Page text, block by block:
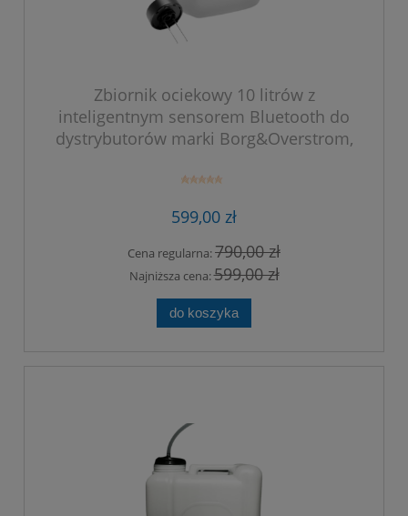
Zbiornik ociekowy 10 litrów z
inteligentnym sensorem Bluetooth do
dystrybutorów marki Borg&Overstrom,
599,00 zł
Cena regularna:790,00 zł
Najniższa cena:599,00 zł
do koszyka